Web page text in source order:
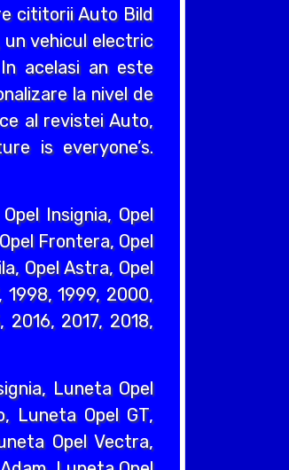
cititorii Auto Bild
un vehicul electric
acelasi an este
la nivel de
al revistei Auto,
is everyone’s.
Insignia, Opel
Frontera, Opel
Opel Astra, Opel
1998, 1999, 2000,
2017, 2018,
Luneta Opel
Luneta Opel GT,
Opel Vectra,